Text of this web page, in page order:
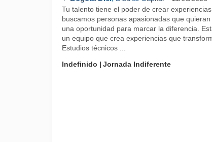
Tu talento tiene el poder de crear
buscamos personas apasionadas que
una oportunidad para marcar la diferencia.
un equipo que crea experiencias que
Estudios técnicos ...
Indefinido
Jornada Indiferente